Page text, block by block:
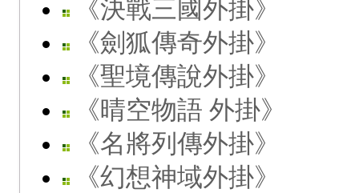
《決戰三國外掛》
《劍狐傳奇外掛》
《聖境傳說外掛》
《晴空物語 外掛》
《名將列傳外掛》
《幻想神域外掛》